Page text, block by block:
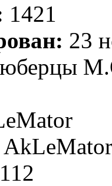
1421
23
112